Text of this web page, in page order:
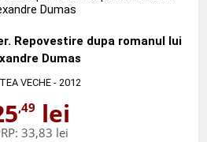
Repovestire dupa romanul lui
Dumas
VECHE - 2012
,49 lei
33,83 lei